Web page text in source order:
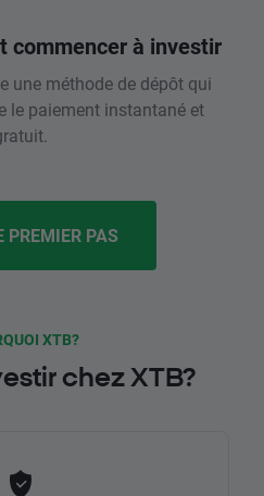
commencer à investir
une méthode de dépôt qui
le paiement instantané et
PREMIER PAS
XTB?
chez XTB?